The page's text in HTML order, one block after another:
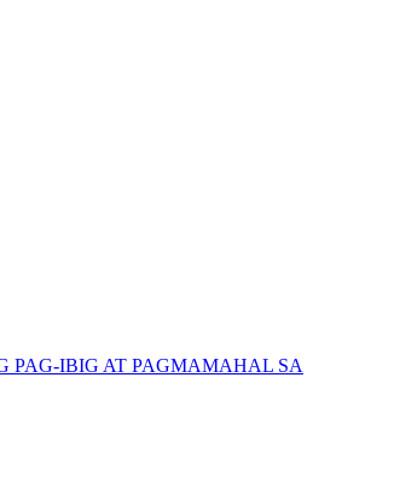
PAG-IBIG AT PAGMAMAHAL SA